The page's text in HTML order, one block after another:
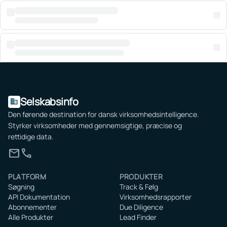
domain Selskabsinfo
Den førende destination for dansk virksomhedsintelligence.
Styrker virksomheder med gennemsigtige, præcise og
rettidige data.
mailcall
PLATFORM
Søgning
API Dokumentation
Abonnementer
Alle Produkter
PRODUKTER
Track & Følg
Virksomhedsrapporter
Due Diligence
Lead Finder